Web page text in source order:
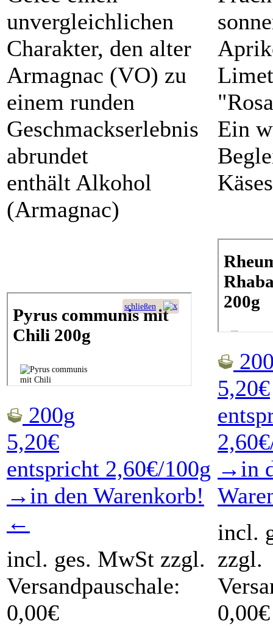
unvergleichlichen
Charakter, den alter
Armagnac (VO) zu
einem runden
Geschmackserlebnis
abrundet
enthält Alkohol
(Armagnac)
Ein
200g
5,20€
entspricht 2,60€/100g
→in den Warenkorb!
←
incl. ges. MwSt zzgl.
Versandpauschale:
0,00€
5,20€
→in
incl.
zzgl.
0,00€